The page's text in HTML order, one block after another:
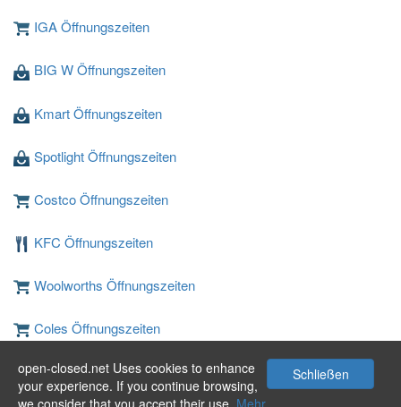
Schließen
open-closed.net Uses cookies to enhance
your experience. If you continue browsing,
we consider that you accept their use. Mehr
IGA Öffnungszeiten
BIG W Öffnungszeiten
Kmart Öffnungszeiten
Spotlight Öffnungszeiten
Costco Öffnungszeiten
KFC Öffnungszeiten
Woolworths Öffnungszeiten
Coles Öffnungszeiten
JB Hi-Fi Öffnungszeiten